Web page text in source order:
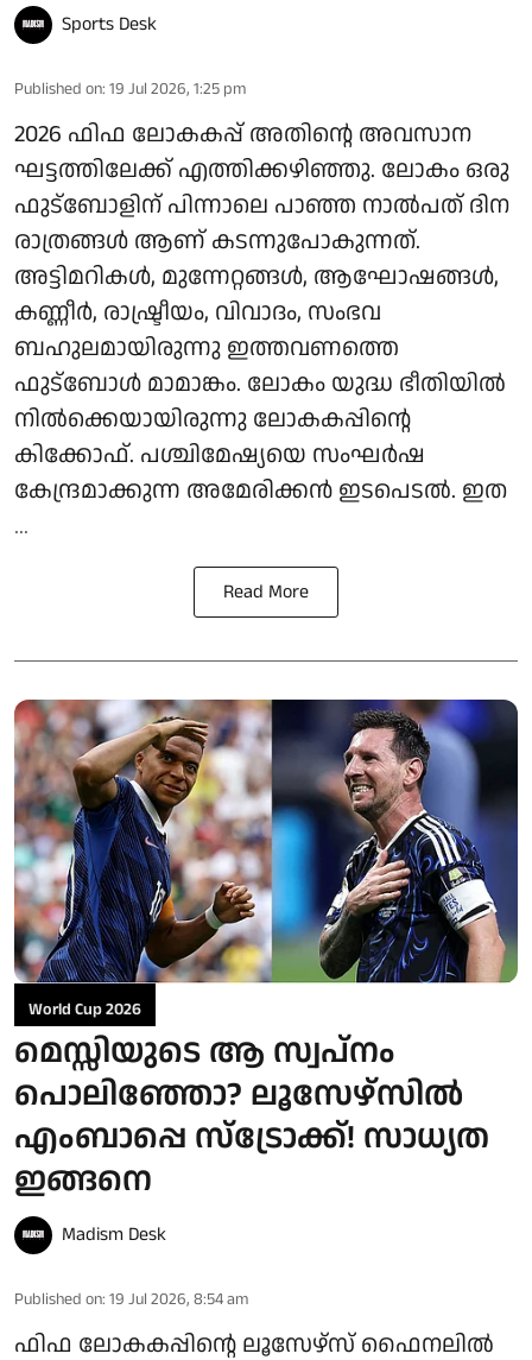
Sports Desk
Published on: 19 Jul 2026, 1:25 pm
2026 ഫിഫ ലോകകപ്പ് അതിന്റെ അവസാന
ഘട്ടത്തിലേക്ക് എത്തിക്കഴിഞ്ഞു. ലോകം ഒരു
ഫുട്‌ബോളിന് പിന്നാലെ പാഞ്ഞ നാല്‍പത് ദിന
രാത്രങ്ങള്‍ ആണ് കടന്നുപോകുന്നത്.
അട്ടിമറികള്‍, മുന്നേറ്റങ്ങള്‍, ആഘോഷങ്ങള്‍,
കണ്ണീര്‍, രാഷ്ട്രീയം, വിവാദം, സംഭവ
ബഹുലമായിരുന്നു ഇത്തവണത്തെ
ഫുട്‌ബോള്‍ മാമാങ്കം. ലോകം യുദ്ധ ഭീതിയില്‍
നില്‍ക്കെയായിരുന്നു ലോകകപ്പിന്റെ
കിക്കോഫ്. പശ്ചിമേഷ്യയെ സംഘര്‍ഷ
കേന്ദ്രമാക്കുന്ന അമേരിക്കന്‍ ഇടപെടല്‍. ഇത
...
Read More
World Cup 2026
മെസ്സിയുടെ ആ സ്വപ്‌നം
പൊലിഞ്ഞോ? ലൂസേഴ്‌സിൽ
എംബാപ്പെ സ്‌ട്രോക്ക്! സാധ്യത
ഇങ്ങനെ
Madism Desk
Published on: 19 Jul 2026, 8:54 am
ഫിഫ ലോകകപ്പിന്റെ ലൂസേഴ്‌സ് ഫൈനലിൽ